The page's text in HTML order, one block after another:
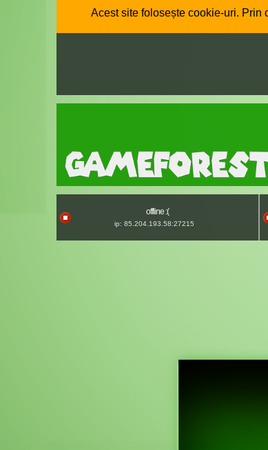
Acest site folosește cookie-uri. Prin
offline :(
ip: 85.204.193.58:27215